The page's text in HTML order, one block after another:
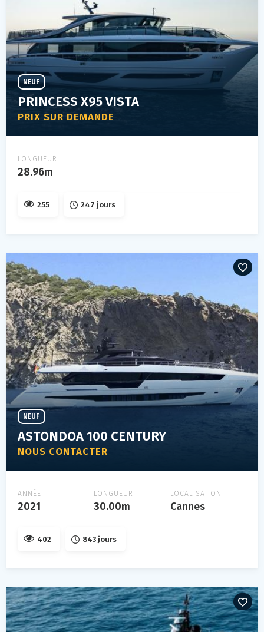
PRINCESS X95 VISTA
PRIX SUR DEMANDE
NEUF
LONGUEUR
28.96m
255 247 jours
ASTONDOA 100 CENTURY
NOUS CONTACTER
NEUF
ANNÉE
2021
LONGUEUR
30.00m
LOCALISATION
Cannes
402 843 jours